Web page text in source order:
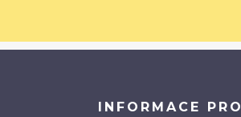
INFORMACE PRO